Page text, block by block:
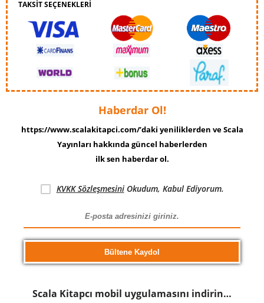
TAKSİT SEÇENEKLERİ
Haberdar Ol!
https://www.scalakitapci.com/’daki yeniliklerden ve Scala
Yayınları hakkında güncel haberlerden
ilk sen haberdar ol.
KVKK SözleşmesiniOkudum, Kabul Ediyorum.
Scala Kitapcı mobil uygulamasını indirin…